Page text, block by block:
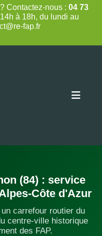
Contactez-nous : 04 73
à 18h, du lundi au
fap.fr
(84) : service
Côte d'Azur
carrefour routier du
centre-ville historique
des FAP.